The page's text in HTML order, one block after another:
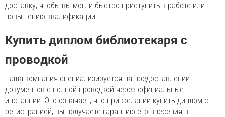
доставку, чтобы вы могли быстро приступить к работе или
повышению квалификации.
Купить диплом библиотекаря с
проводкой
Наша компания специализируется на предоставлении
документов с полной проводкой через официальные
инстанции. Это означает, что при желании купить диплом с
регистрацией, вы получаете гарантию его внесения в